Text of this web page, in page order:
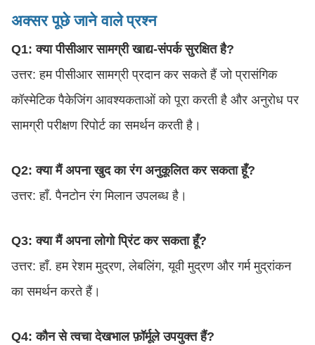
अक्सर पूछे जाने वाले प्रश्न
Q1: क्या पीसीआर सामग्री खाद्य-संपर्क सुरक्षित है?
उत्तर: हम पीसीआर सामग्री प्रदान कर सकते हैं जो प्रासंगिक
कॉस्मेटिक पैकेजिंग आवश्यकताओं को पूरा करती है और अनुरोध पर
सामग्री परीक्षण रिपोर्ट का समर्थन करती है।
Q2: क्या मैं अपना खुद का रंग अनुकूलित कर सकता हूँ?
उत्तर: हाँ. पैनटोन रंग मिलान उपलब्ध है।
Q3: क्या मैं अपना लोगो प्रिंट कर सकता हूँ?
उत्तर: हाँ. हम रेशम मुद्रण, लेबलिंग, यूवी मुद्रण और गर्म मुद्रांकन
का समर्थन करते हैं।
Q4: कौन से त्वचा देखभाल फ़ॉर्मूले उपयुक्त हैं?